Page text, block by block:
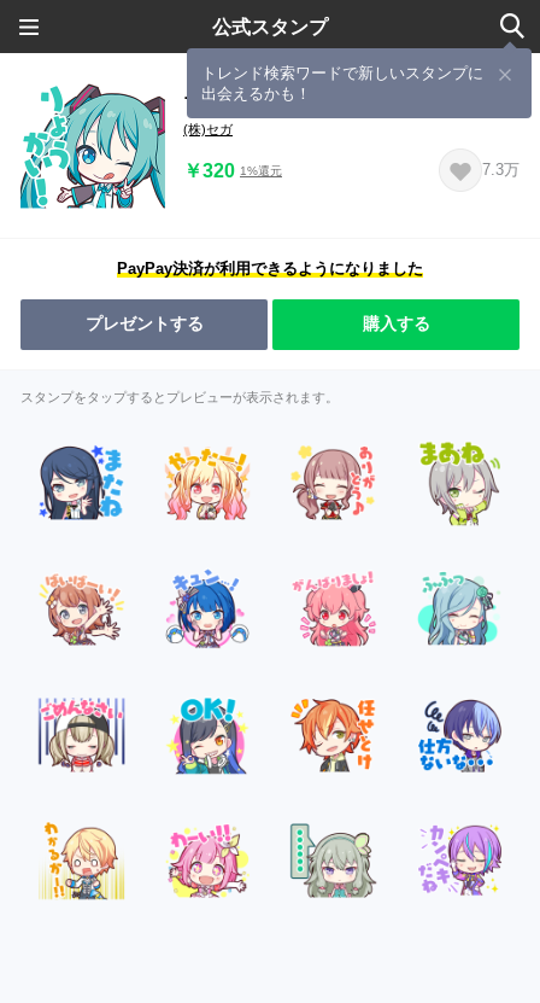
公式スタンプ
トレンド検索ワードで新しいスタンプに
出会えるかも！
プロジェクトセカイ
(株)セガ
￥320 1%還元 7.3万
PayPay決済が利用できるようになりました
プレゼントする 購入する
スタンプをタップするとプレビューが表示されます。